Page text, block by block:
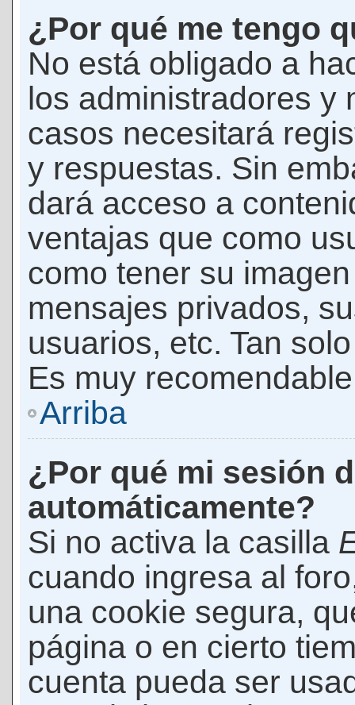
¿Por qué me tengo
No está obligado a
los administradores y
casos necesitará
y respuestas. Sin
dará acceso a
ventajas que como
como tener su
mensajes privados,
usuarios, etc. Tan
Es muy
Arriba
¿Por qué mi sesión
automáticamente?
Si no activa la casilla
cuando ingresa al
una cookie segura,
página o en cierto
cuenta pueda ser